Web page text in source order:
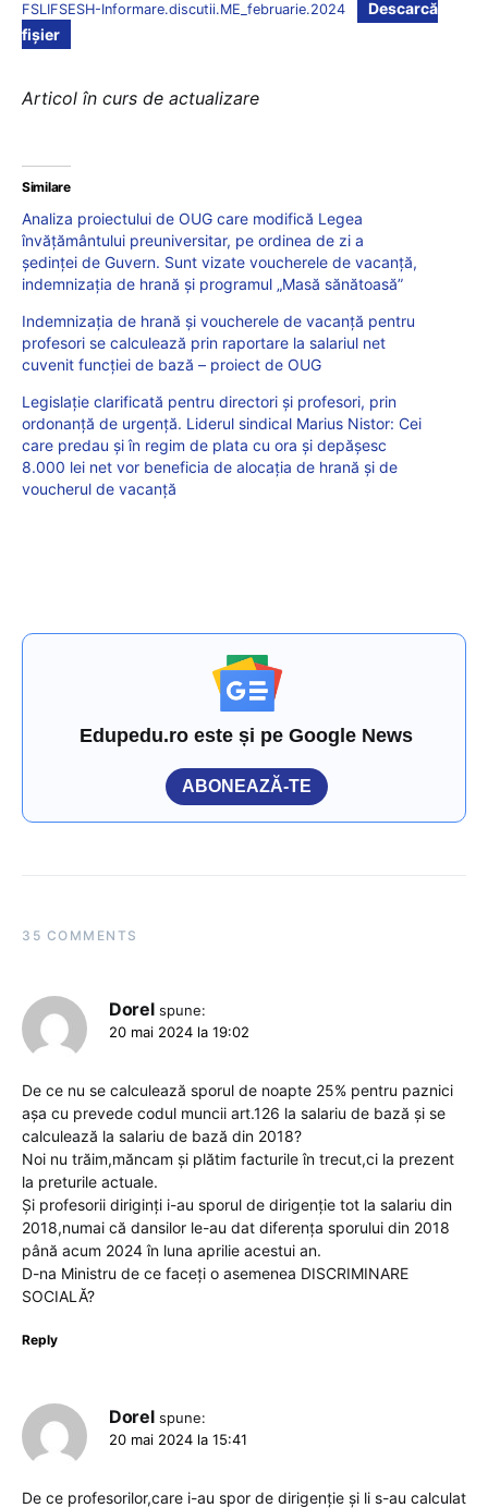
FSLIFSESH-Informare.discutii.ME_februarie.2024
Descarcă
fișier
Articol în curs de actualizare
Similare
Analiza proiectului de OUG care modifică Legea
învățământului preuniversitar, pe ordinea de zi a
ședinței de Guvern. Sunt vizate voucherele de vacanță,
indemnizația de hrană și programul „Masă sănătoasă”
Indemnizația de hrană și voucherele de vacanță pentru
profesori se calculează prin raportare la salariul net
cuvenit funcției de bază – proiect de OUG
Legislație clarificată pentru directori și profesori, prin
ordonanță de urgență. Liderul sindical Marius Nistor: Cei
care predau și în regim de plata cu ora și depășesc
8.000 lei net vor beneficia de alocația de hrană și de
voucherul de vacanță
Edupedu.ro este și pe Google News
ABONEAZĂ-TE
35 COMMENTS
Dorel spune:
20 mai 2024 la 19:02
De ce nu se calculează sporul de noapte 25% pentru paznici
așa cu prevede codul muncii art.126 la salariu de bază și se
calculează la salariu de bază din 2018?
Noi nu trăim,măncam și plătim facturile în trecut,ci la prezent
la preturile actuale.
Și profesorii diriginți i-au sporul de dirigenție tot la salariu din
2018,numai că dansilor le-au dat diferența sporului din 2018
până acum 2024 în luna aprilie acestui an.
D-na Ministru de ce faceți o asemenea DISCRIMINARE
SOCIALĂ?
Reply
Dorel spune:
20 mai 2024 la 15:41
De ce profesorilor,care i-au spor de dirigenție și li s-au calculat